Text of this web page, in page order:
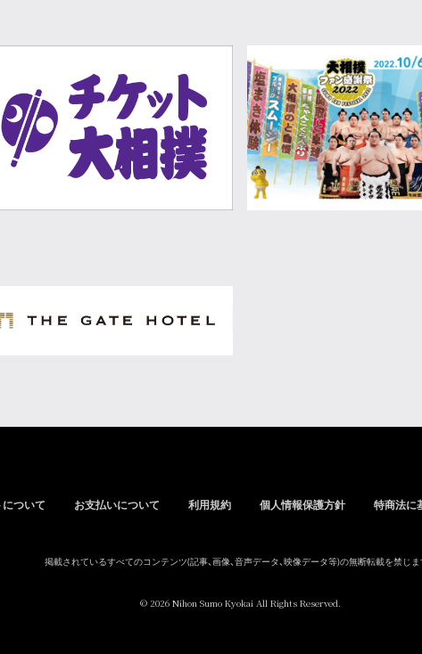
について お支払いについて 利用規約 個人情報保護方針 特商法に
掲載されているすべてのコンテンツ(記事、画像、音声データ、映像データ等)の無断転載を禁じま
© 2026 Nihon Sumo Kyokai All Rights Reserved.